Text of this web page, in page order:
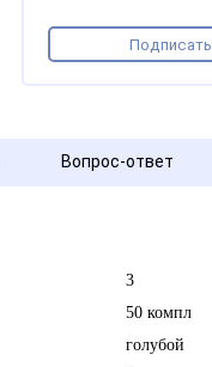
Вопрос-ответ
3
50 компл
голубой